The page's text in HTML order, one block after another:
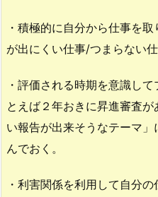
・積極的に自分から仕事を
が出にくい仕事/つまらない
・評価される時期を意識し
とえば２年おきに昇進審査
い報告が出来そうなテーマ
んでおく。
・利害関係を利用して自分